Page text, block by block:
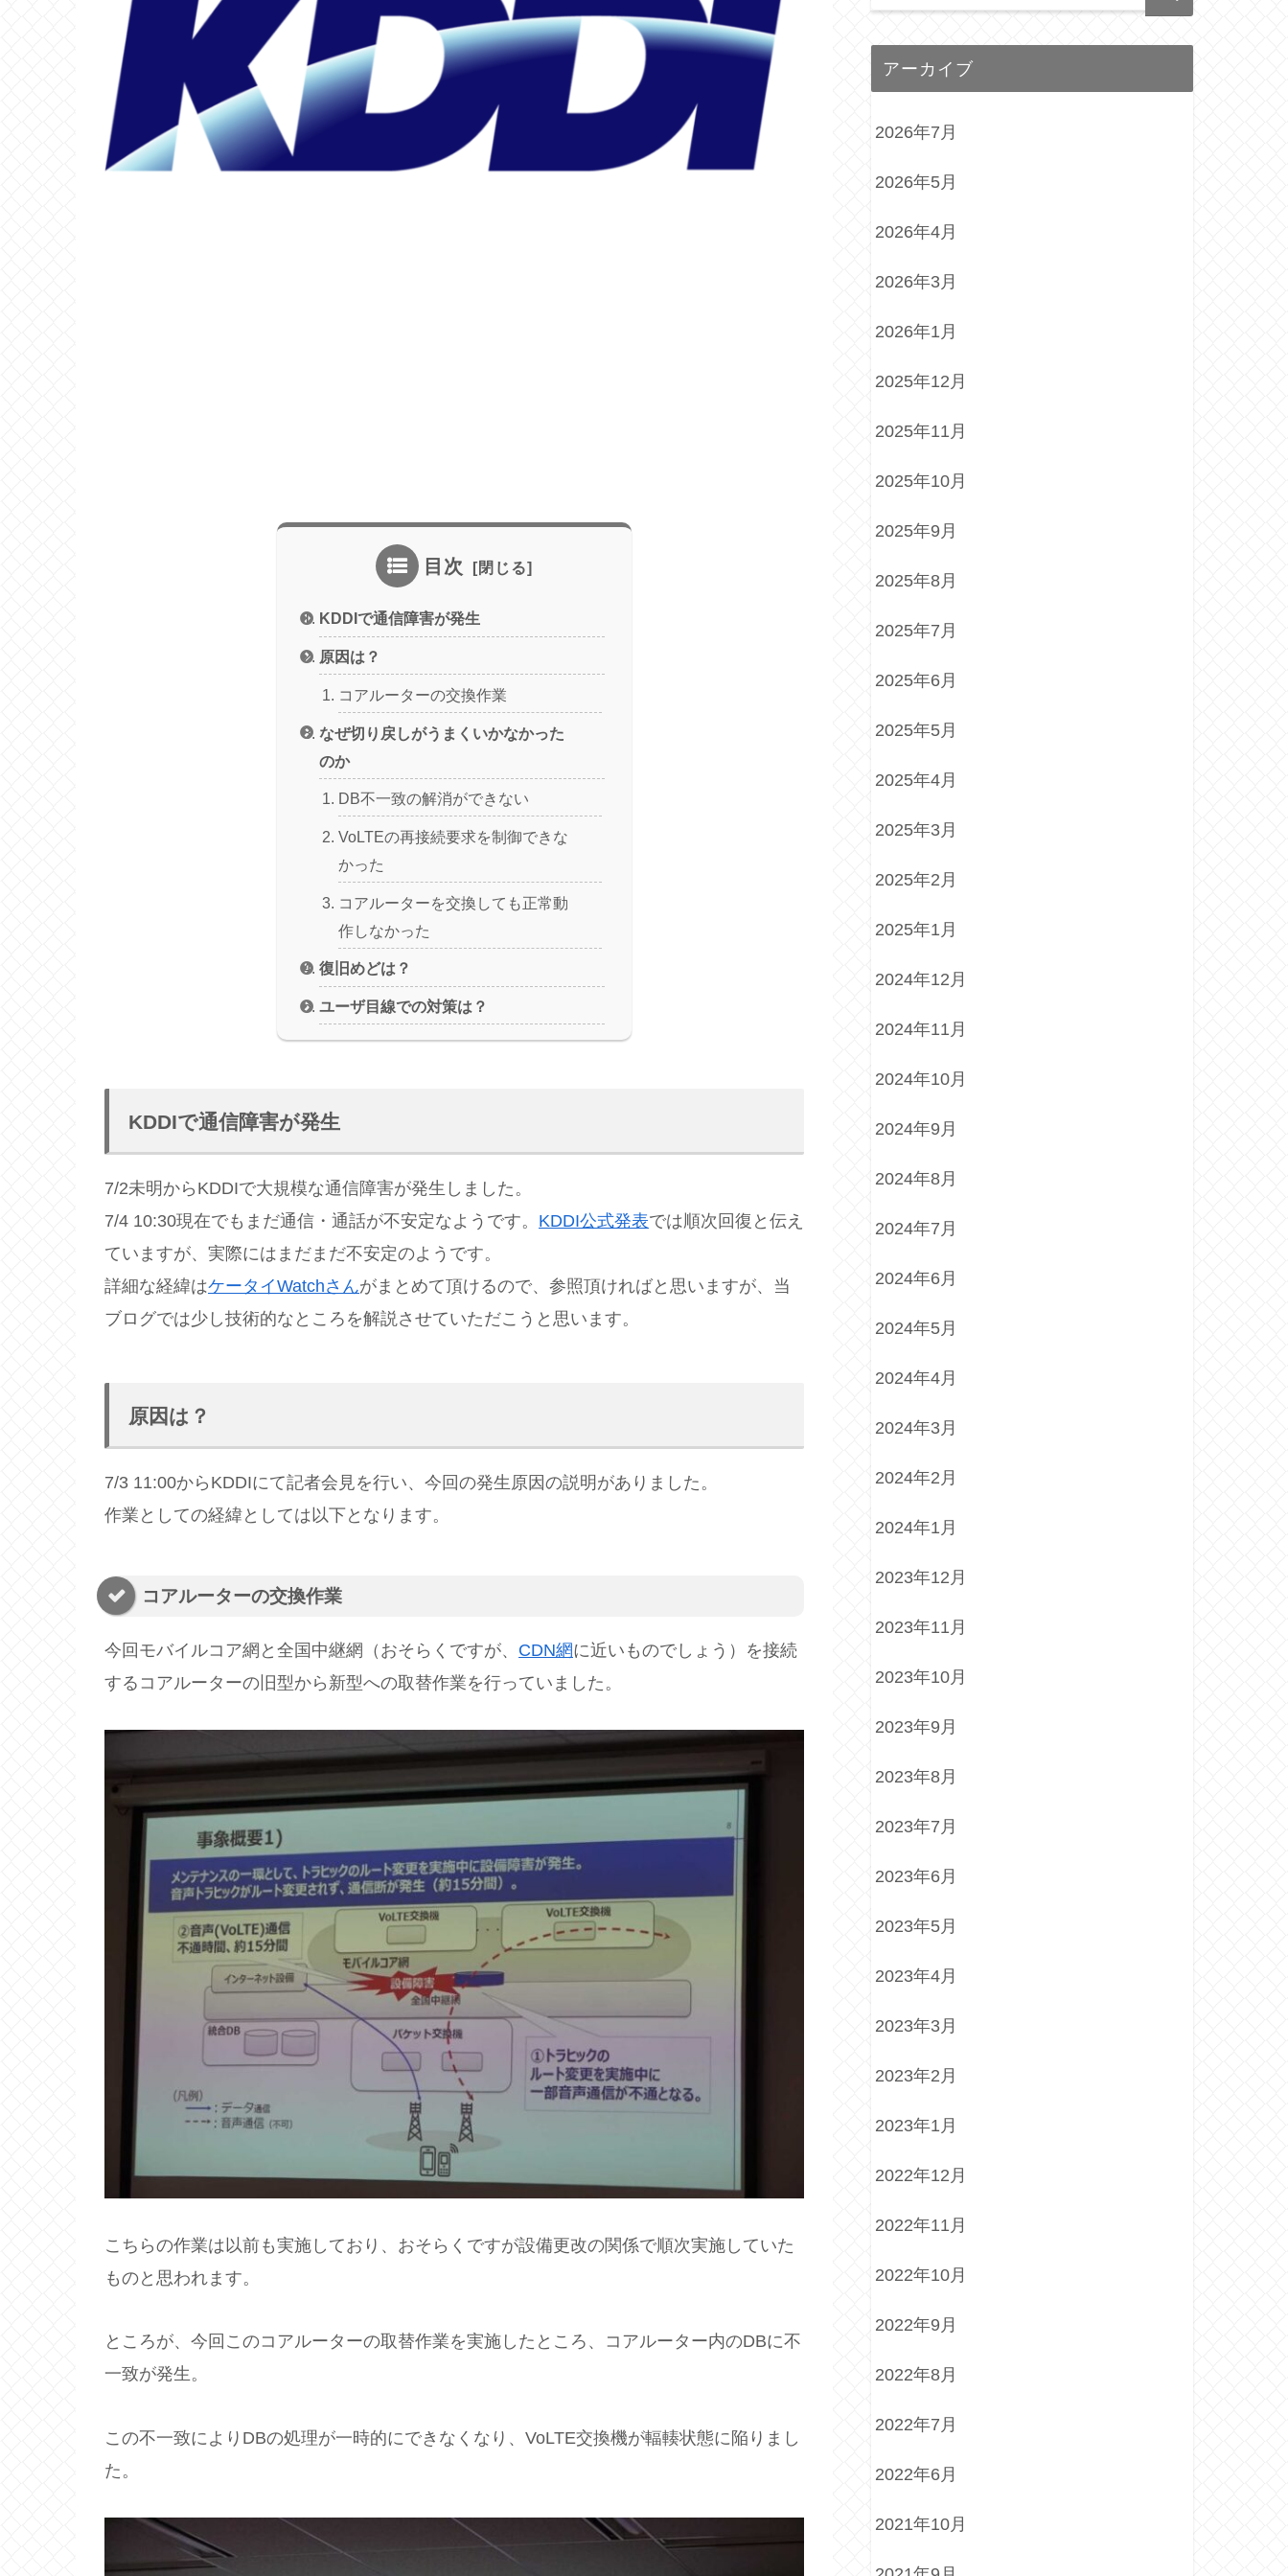
目次
KDDIで通信障害が発生
原因は？
コアルーターの交換作業
なぜ切り戻しがうまくいかなかった
のか
DB不一致の解消ができない
VoLTEの再接続要求を制御できな
かった
コアルーターを交換しても正常動
作しなかった
復旧めどは？
ユーザ目線での対策は？
KDDIで通信障害が発生
7/2未明からKDDIで大規模な通信障害が発生しました。
7/4 10:30現在でもまだ通信・通話が不安定なようです。 KDDI公式発表では順次回復と伝え
ていますが、実際にはまだまだ不安定のようです。
詳細な経緯はケータイWatchさんがまとめて頂けるので、参照頂ければと思いますが、当
ブログでは少し技術的なところを解説させていただこうと思います。
原因は？
7/3 11:00からKDDIにて記者会見を行い、今回の発生原因の説明がありました。
作業としての経緯としては以下となります。
コアルーターの交換作業
今回モバイルコア網と全国中継網（おそらくですが、 CDN網に近いものでしょう）を接続
するコアルーターの旧型から新型への取替作業を行っていました。
こちらの作業は以前も実施しており、おそらくですが設備更改の関係で順次実施していた
ものと思われます。
ところが、今回このコアルーターの取替作業を実施したところ、コアルーター内のDBに不
一致が発生。
この不一致によりDBの処理が一時的にできなくなり、VoLTE交換機が輻輳状態に陥りまし
た。
アーカイブ
2026年7月
2026年5月
2026年4月
2026年3月
2026年1月
2025年12月
2025年11月
2025年10月
2025年9月
2025年8月
2025年7月
2025年6月
2025年5月
2025年4月
2025年3月
2025年2月
2025年1月
2024年12月
2024年11月
2024年10月
2024年9月
2024年8月
2024年7月
2024年6月
2024年5月
2024年4月
2024年3月
2024年2月
2024年1月
2023年12月
2023年11月
2023年10月
2023年9月
2023年8月
2023年7月
2023年6月
2023年5月
2023年4月
2023年3月
2023年2月
2023年1月
2022年12月
2022年11月
2022年10月
2022年9月
2022年8月
2022年7月
2022年6月
2021年10月